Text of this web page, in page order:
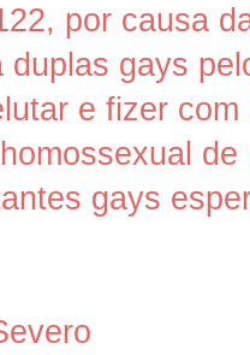
por causa
duplas gays
e fizer
gays